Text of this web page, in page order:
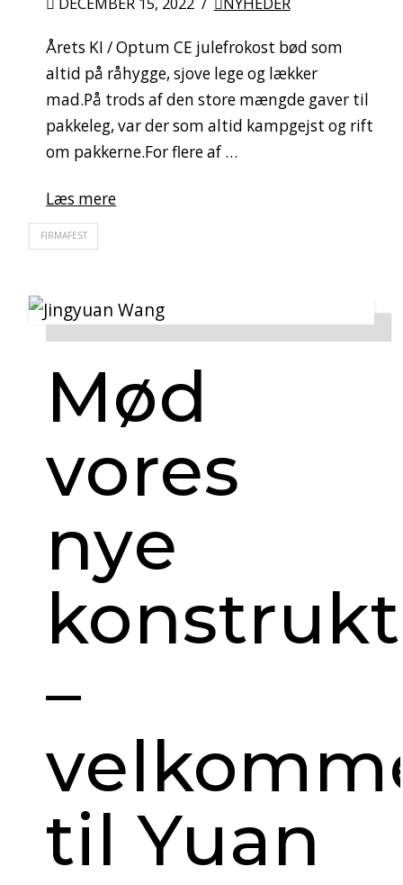
Årets KI / Optum CE julefrokost bød som
altid på råhygge, sjove lege og lækker
mad.På trods af den store mængde gaver til
pakkeleg, var der som altid kampgejst og rift
om pakkerne.For flere af …
Læs mere
FIRMAFEST
Mød
vores
nye
–
til Yuan